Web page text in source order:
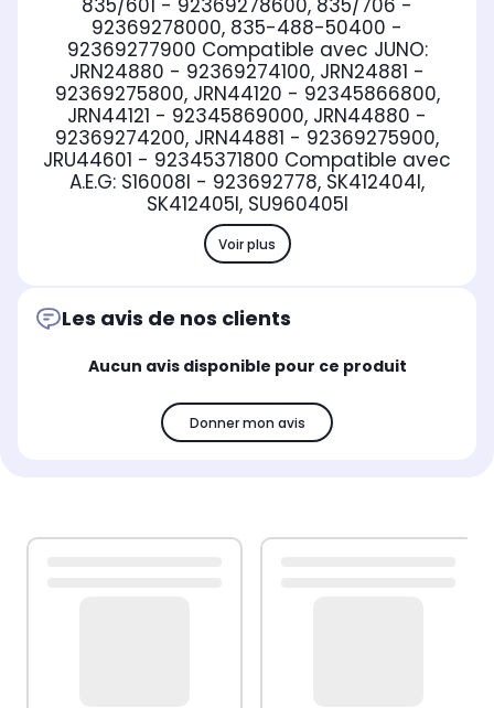
835/601 - 92369278600, 835/706 -
92369278000, 835-488-50400 -
92369277900 Compatible avec JUNO:
JRN24880 - 92369274100, JRN24881 -
92369275800, JRN44120 - 92345866800,
JRN44121 - 92345869000, JRN44880 -
92369274200, JRN44881 - 92369275900,
JRU44601 - 92345371800
A.E.G: S16008I - 923692778, SK412404I,
SK412405I, SU960405I
Voir plus
Les avis de nos clients
Aucun avis disponible pour ce produit
Donner mon avis